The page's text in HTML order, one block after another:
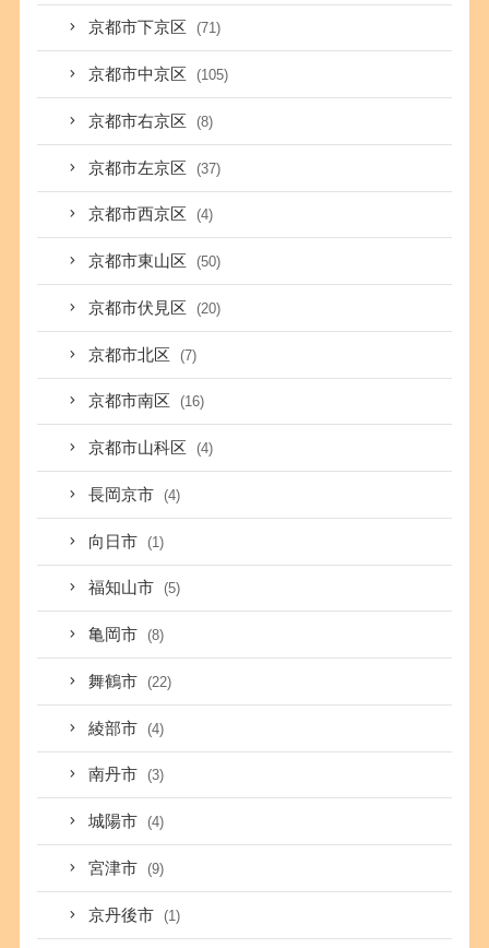
京都市下京区 (71)
京都市中京区 (105)
京都市右京区 (8)
京都市左京区 (37)
京都市西京区 (4)
京都市東山区 (50)
京都市伏見区 (20)
京都市北区 (7)
京都市南区 (16)
京都市山科区 (4)
長岡京市 (4)
向日市 (1)
福知山市 (5)
亀岡市 (8)
舞鶴市 (22)
綾部市 (4)
南丹市 (3)
城陽市 (4)
宮津市 (9)
京丹後市 (1)